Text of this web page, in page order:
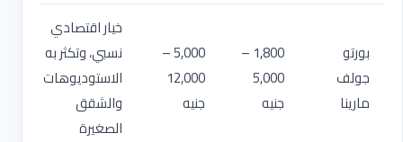
بورتو
جولف
مارينا
1,800 –
5,000
جنيه
5,000 –
12,000
جنيه
خيار اقتصادي
نسبي، وتكثر به
الاستوديوهات
والشقق
الصغيرة